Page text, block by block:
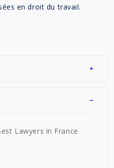
en droit du travail.
Lawyers in France